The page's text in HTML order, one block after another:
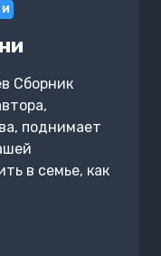
Сборник
поднимает
в семье, как